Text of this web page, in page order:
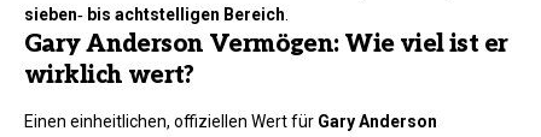
sieben‑ bis achtstelligen Bereich
Gary Anderson Vermögen: Wie viel ist er
wirklich wert?
Einen einheitlichen, offiziellen Wert für Gary Anderson